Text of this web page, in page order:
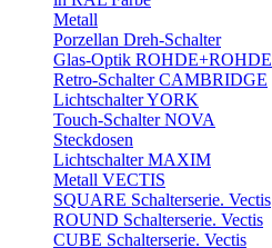
Metall
Porzellan Dreh-Schalter
Glas-Optik ROHDE+ROHDE
Retro-Schalter CAMBRIDGE
Lichtschalter YORK
Touch-Schalter NOVA
Steckdosen
Lichtschalter MAXIM
Metall VECTIS
SQUARE Schalterserie. Vectis
ROUND Schalterserie. Vectis
CUBE Schalterserie. Vectis